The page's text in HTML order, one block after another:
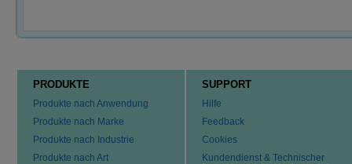
PRODUKTE
Produkte nach Anwendung
Produkte nach Marke
Produkte nach Industrie
Produkte nach Art
SUPPORT
Hilfe
Feedback
Cookies
Kundendienst & Technischer